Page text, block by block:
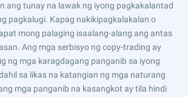
ang tunay na lawak ng iyong pagkakalantad
pagkalugi. Kapag nakikipagkalakalan o
mong palaging isaalang-alang ang antas
Ang mga serbisyo ng copy-trading ay
ng mga karagdagang panganib sa iyong
sa likas na katangian ng mga naturang
mga panganib na kasangkot ay tila hindi